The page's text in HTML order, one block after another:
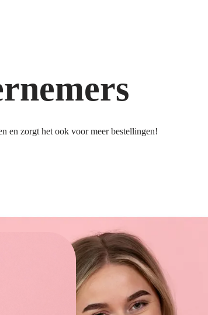
en zorgt het ook voor meer bestellingen!